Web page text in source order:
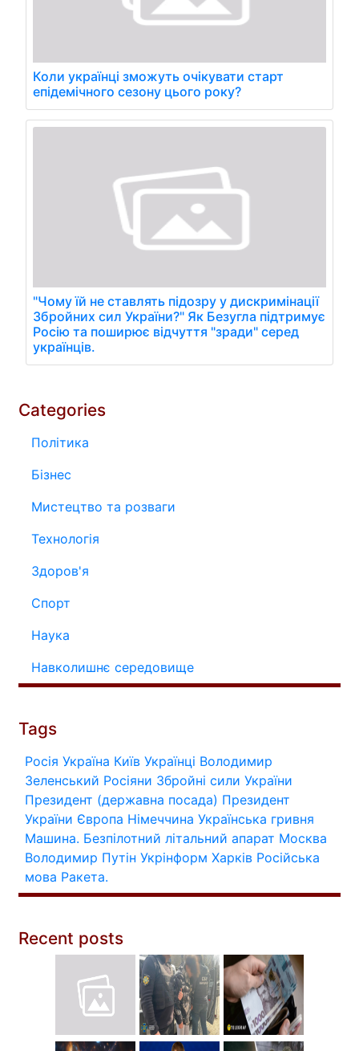
Коли українці зможуть очікувати старт
епідемічного сезону цього року?
"Чому їй не ставлять підозру у дискримінації
Збройних сил України?" Як Безугла підтримує
Росію та поширює відчуття "зради" серед
українців.
Categories
Політика
Бізнес
Мистецтво та розваги
Технологія
Здоров'я
Спорт
Наука
Навколишнє середовище
Tags
Росія Україна Київ Українці Володимир
Зеленський Росіяни Збройні сили України
Президент (державна посада) Президент
України Європа Німеччина Українська гривня
Машина. Безпілотний літальний апарат Москва
Володимир Путін Укрінформ Харків Російська
мова Ракета.
Recent posts